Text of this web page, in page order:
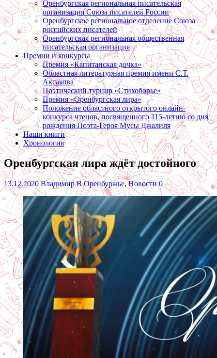
Оренбургская региональная писательская
организация Союза писателей России
Оренбургское региональное отделение Союза
российских писателей
Оренбургская региональная общественная
писательская организация
Премии и конкурсы
Премия «Капитанская дочка»
Областная литературная премия имени С.Т.
Аксакова
Поэтический турнир «Стихоборье»
Премия «Оренбургская лира»
Положение областного открытого онлайн-
конкурса чтецов, посвященного 115-летию со дня
рождения Поэта-Героя Мусы Джалиля
Наши книги
Хронология
Оренбургская лира ждёт достойного
13.12.2020 Владимир В Оренбуржье, Новости 0